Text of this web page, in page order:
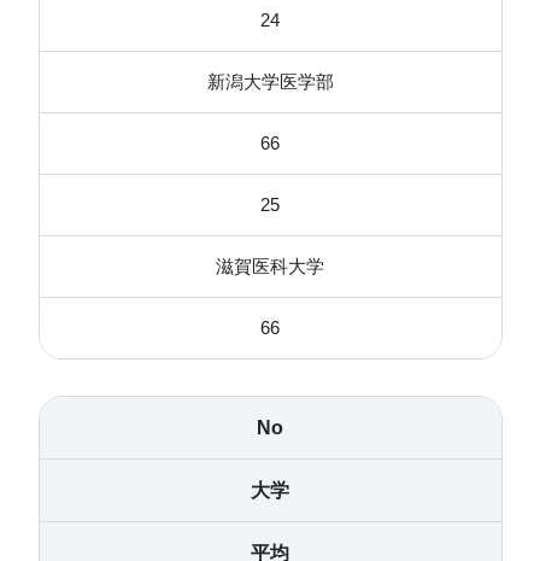
24
新潟大学医学部
66
25
滋賀医科大学
66
No
大学
平均